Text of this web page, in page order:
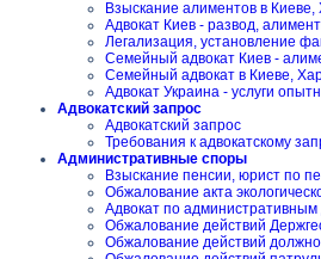
Взыскание алиментов в Киеве,
Адвокат Киев - развод,
Легализация, установление
Семейный адвокат Киев -
Семейный адвокат в Киеве,
Адвокат Украина - услуги
Адвокатский запрос
Адвокатский запрос
Требования к адвокатскому
Административные споры
Взыскание пенсии, юрист по
Обжалование акта
Адвокат по
Обжалование действий
Обжалование действий